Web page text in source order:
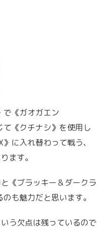
で《ガオガエン
《クチナシ》を使用し
に入れ替わって戦う、
ます。
《ブラッキー＆ダークラ
も魅力だと思います。
う欠点は残っているので